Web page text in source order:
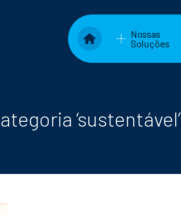
Nossas
Soluções
‘sustentável’